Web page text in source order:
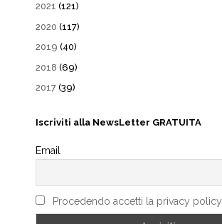
2021 (121)
2020 (117)
2019 (40)
2018 (69)
2017 (39)
Iscriviti alla NewsLetter GRATUITA
Email
Procedendo accetti la privacy policy